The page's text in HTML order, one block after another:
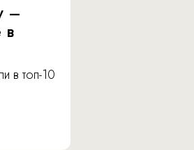
–
в
в топ-10